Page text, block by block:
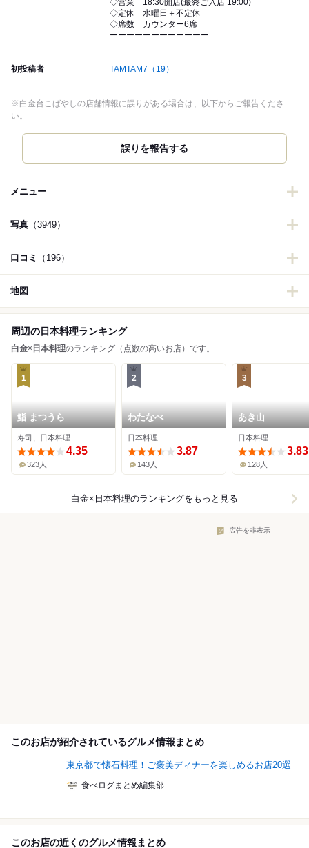
◇営業 18:30開店(最終ご入店 19:00)
◇定休 水曜日＋不定休
◇席数 カウンター6席
ーーーーーーーーーーーー
初投稿者 TAMTAM7 （19）
※白金台こばやしの店舗情報に誤りがある場合は、以下からご報告くださ
い。
誤りを報告する
メニュー
写真 （3949）
口コミ （196）
地図
周辺の日本料理ランキング
白金× 日本料理のランキング（点数の高いお店）です。
1
鮨 まつうら
寿司、日本料理
4.35
323人
2
わたなべ
日本料理
3.87
143人
3
あき山
日本料理
3.83
128人
白金×日本料理のランキングをもっと見る
広告を非表示
このお店が紹介されているグルメ情報まとめ
東京都で懐石料理！ご褒美ディナーを楽しめるお店20選
食べログまとめ編集部
このお店の近くのグルメ情報まとめ